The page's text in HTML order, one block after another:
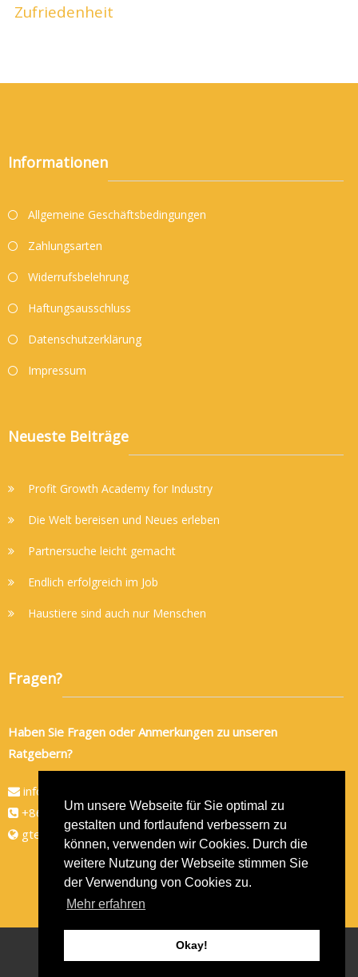
Um unsere Webseite für Sie optimal zu
gestalten und fortlaufend verbessern zu
können, verwenden wir Cookies. Durch die
weitere Nutzung der Webseite stimmen Sie
der Verwendung von Cookies zu.
Mehr erfahren
Okay!
Zufriedenheit
Informationen
Allgemeine Geschäftsbedingungen
Zahlungsarten
Widerrufsbelehrung
Haftungsausschluss
Datenschutzerklärung
Impressum
Neueste Beiträge
Profit Growth Academy for Industry
Die Welt bereisen und Neues erleben
Partnersuche leicht gemacht
Endlich erfolgreich im Job
Haustiere sind auch nur Menschen
Fragen?
Haben Sie Fragen oder Anmerkungen zu unseren
Ratgebern?
info@gtec-shop.de
+86 134 82438080
gtec-shop.de
GTEC-Shop- Alle Rechte vorbehalten